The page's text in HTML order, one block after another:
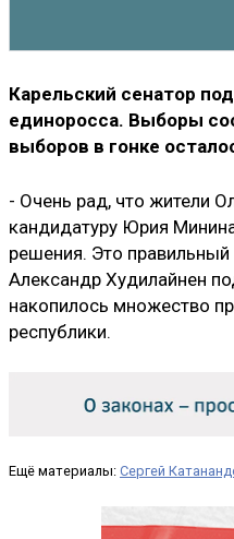
Карельский сенатор
единоросса. Выборы
выборов в гонке
- Очень рад, что жители
кандидатуру Юрия
решения. Это
Александр Худилайнен
накопилось множество
республики.
Ещё материалы: Сергей